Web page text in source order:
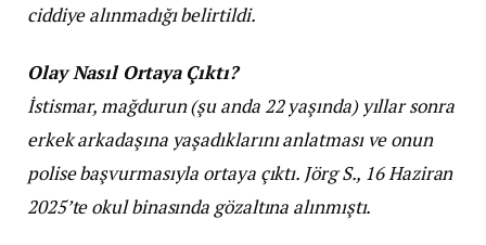
ciddiye alınmadığı belirtildi.
Olay Nasıl Ortaya Çıktı?
İstismar, mağdurun (şu anda 22 yaşında) yıllar sonra
erkek arkadaşına yaşadıklarını anlatması ve onun
polise başvurmasıyla ortaya çıktı. Jörg S., 16 Haziran
2025’te okul binasında gözaltına alınmıştı.